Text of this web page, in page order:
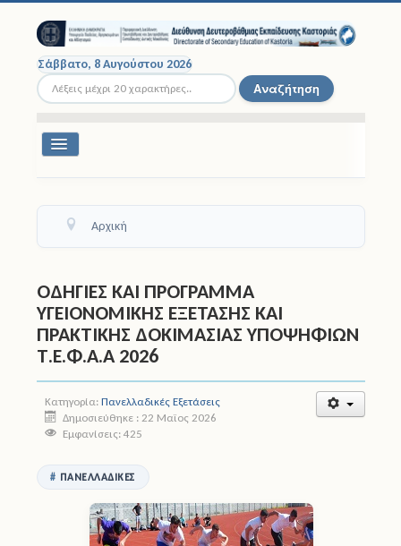
Σάββατο, 8 Αυγούστου 2026
Αναζήτηση... Αναζήτηση
Εναλλαγή
Μαθητές
Σχολικές Εκδρομές
Νομοθεσία
Άδειες
Έντυπα
Πολιτική Προστασία
Αρχική
ΟΔΗΓΙΕΣ ΚΑΙ ΠΡΟΓΡΑΜΜΑ
ΥΓΕΙΟΝΟΜΙΚΗΣ ΕΞΕΤΑΣΗΣ ΚΑΙ
ΠΡΑΚΤΙΚΗΣ ΔΟΚΙΜΑΣΙΑΣ ΥΠΟΨΗΦΙΩΝ
Τ.Ε.Φ.Α.Α 2026
Κατηγορία: Πανελλαδικές Εξετάσεις
Δημοσιεύθηκε : 22 Μαϊος 2026
Εμφανίσεις: 425
ΠΑΝΕΛΛΑΔΙΚΈΣ